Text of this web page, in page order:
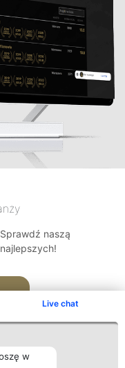
Live chat
w
naszą